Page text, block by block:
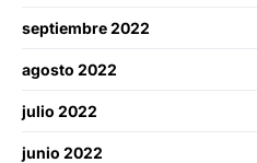
septiembre 2022
agosto 2022
julio 2022
junio 2022